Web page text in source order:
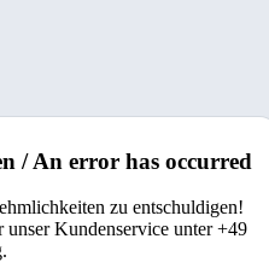
/ An error has occurred
zu entschuldigen!
Kundenservice unter +49